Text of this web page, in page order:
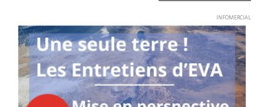
INFOMERCIAL